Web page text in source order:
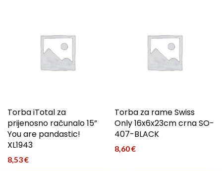
Torba iTotal za
prijenosno računalo 15”
You are pandastic!
XL1943
8,53€
Torba za rame Swiss
Only 16x6x23cm crna SO-
407-BLACK
8,60€